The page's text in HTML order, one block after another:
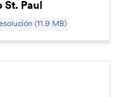
St. Paul
(11.9 MB)